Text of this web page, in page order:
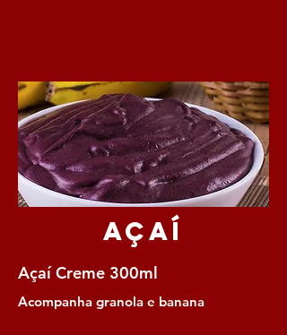
Açaí
Açaí Creme 300ml
Acompanha granola e banana